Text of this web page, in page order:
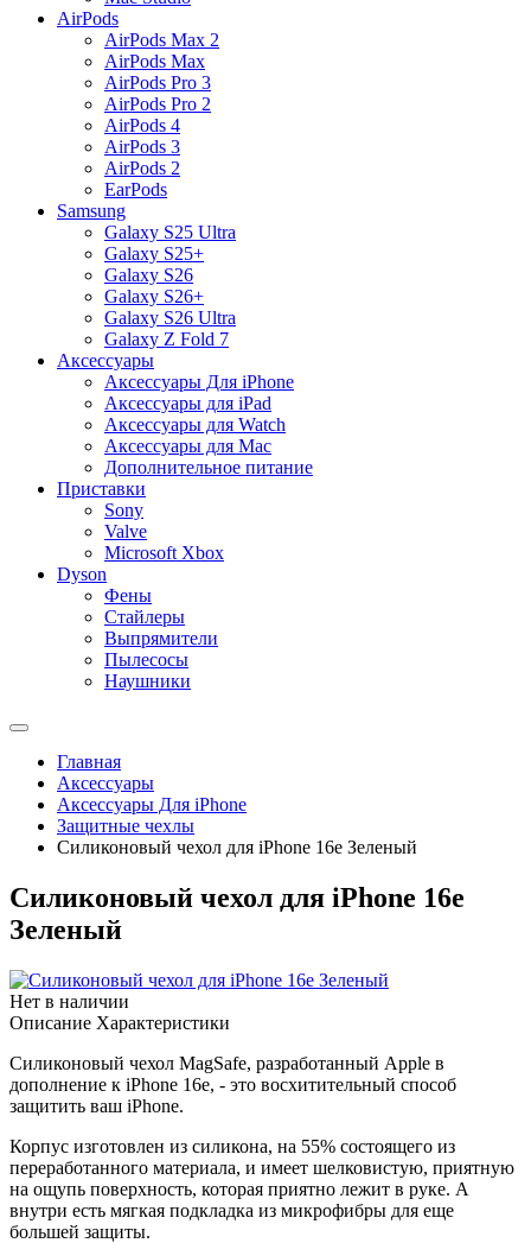
AirPods
AirPods Max 2
AirPods Max
AirPods Pro 3
AirPods Pro 2
AirPods 4
AirPods 3
AirPods 2
EarPods
Samsung
Galaxy S25 Ultra
Galaxy S25+
Galaxy S26
Galaxy S26+
Galaxy S26 Ultra
Galaxy Z Fold 7
Аксессуары
Аксессуары Для iPhone
Аксессуары для iPad
Аксессуары для Watch
Аксессуары для Mac
Дополнительное питание
Приставки
Sony
Valve
Microsoft Xbox
Dyson
Фены
Стайлеры
Выпрямители
Пылесосы
Наушники
Главная
Аксессуары
Аксессуары Для iPhone
Защитные чехлы
Силиконовый чехол для iPhone 16e Зеленый
Силиконовый чехол для iPhone 16e
Зеленый
Нет в наличии
Описание Характеристики
Силиконовый чехол MagSafe, разработанный Apple в
дополнение к iPhone 16e, - это восхитительный способ
защитить ваш iPhone.
Корпус изготовлен из силикона, на 55% состоящего из
переработанного материала, и имеет шелковистую, приятную
на ощупь поверхность, которая приятно лежит в руке. А
внутри есть мягкая подкладка из микрофибры для еще
большей защиты.